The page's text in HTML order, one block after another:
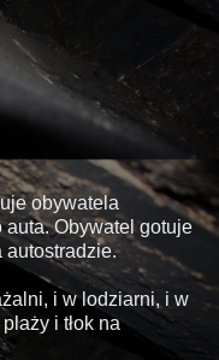
obywatela
auta. Obywatel gotuje
autostradzie.
i w lodziarni, i w
i tłok na